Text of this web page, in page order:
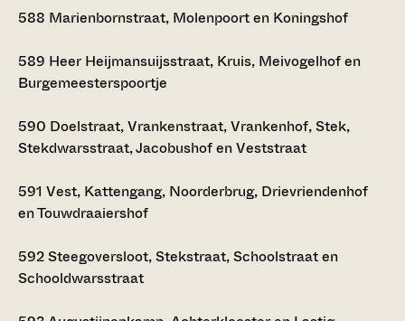
588 Marienbornstraat, Molenpoort en Koningshof
589 Heer Heijmansuijsstraat, Kruis, Meivogelhof en
Burgemeesterspoortje
590 Doelstraat, Vrankenstraat, Vrankenhof, Stek,
Stekdwarsstraat, Jacobushof en Veststraat
591 Vest, Kattengang, Noorderbrug, Drievriendenhof
en Touwdraaiershof
592Steegoversloot, Stekstraat, Schoolstraat en
Schooldwarsstraat